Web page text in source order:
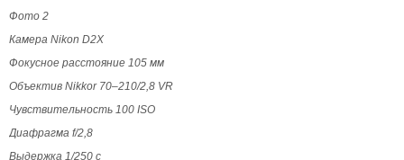
Фото 2
Камера Nikon D2Х
Фокусное расстояние 105 мм
Объектив Nikkor 70–210/2,8 VR
Чувствительность 100 ISO
Диафрагма f/2,8
Выдержка 1/250 с